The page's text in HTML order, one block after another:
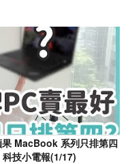
MacBook 系列只排第四
技小電報(1/17)